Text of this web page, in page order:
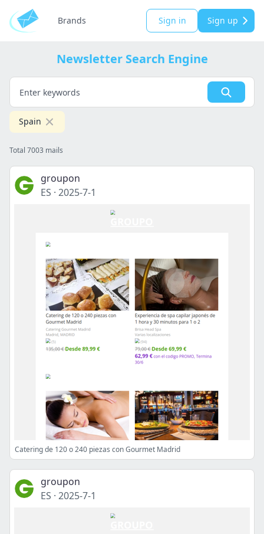
Brands Sign in Sign up
Newsletter Search Engine
Spain
Total 7003 mails
groupon
ES · 2025-7-1
Catering de 120 o 240 piezas con Gourmet Madrid
groupon
ES · 2025-7-1